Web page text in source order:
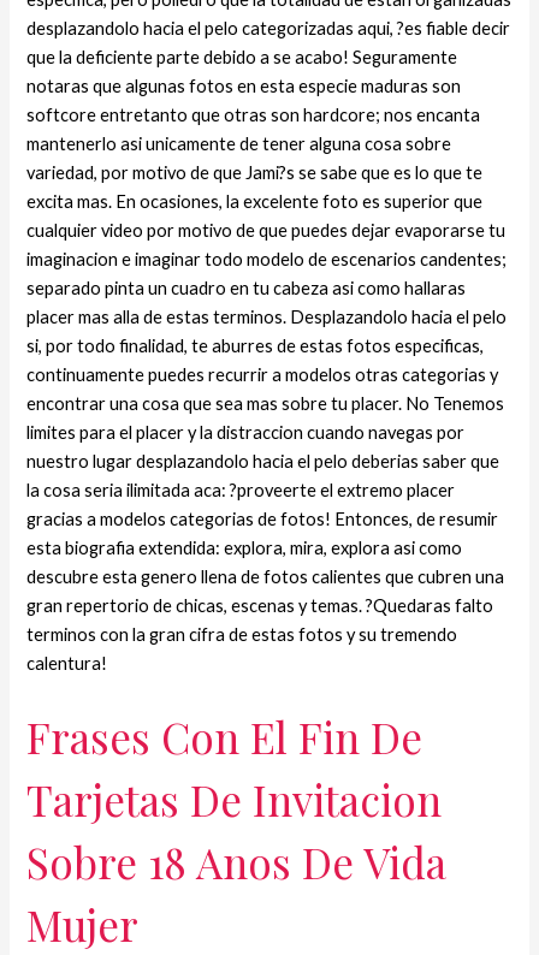
desplazandolo hacia el pelo categorizadas aqui, ?es fiable decir
que la deficiente parte debido a se acabo! Seguramente
notaras que algunas fotos en esta especie maduras son
softcore entretanto que otras son hardcore; nos encanta
mantenerlo asi unicamente de tener alguna cosa sobre
variedad, por motivo de que Jami?s se sabe que es lo que te
excita mas. En ocasiones, la excelente foto es superior que
cualquier video por motivo de que puedes dejar evaporarse tu
imaginacion e imaginar todo modelo de escenarios candentes;
separado pinta un cuadro en tu cabeza asi­ como hallaras
placer mas alla de estas terminos. Desplazandolo hacia el pelo
si, por todo finalidad, te aburres de estas fotos especificas,
continuamente puedes recurrir a modelos otras categorias y
encontrar una cosa que sea mas sobre tu placer. No Tenemos
limites para el placer y la distraccion cuando navegas por
nuestro lugar desplazandolo hacia el pelo deberias saber que
la cosa seri­a ilimitada aca: ?proveerte el extremo placer
gracias a modelos categorias de fotos! Entonces, de resumir
esta biografia extendida: explora, mira, explora asi­ como
descubre esta genero llena de fotos calientes que cubren una
gran repertorio de chicas, escenas y temas. ?Quedaras falto
terminos con la gran cifra de estas fotos y su tremendo
calentura!
Frases Con El Fin De
Tarjetas De Invitacion
Sobre 18 Anos De Vida
Mujer